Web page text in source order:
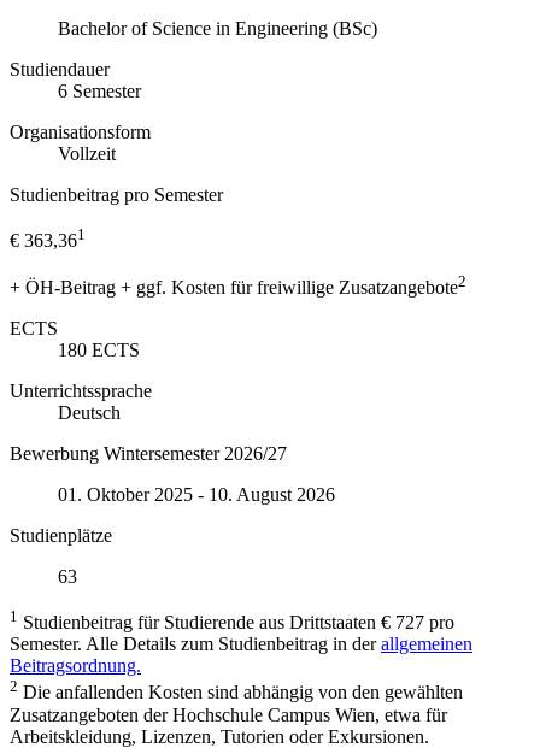
Bachelor of Science in Engineering (BSc)
Studiendauer
6 Semester
Organisationsform
Vollzeit
Studienbeitrag pro Semester
€ 363,361
+ ÖH-Beitrag + ggf. Kosten für freiwillige Zusatzangebote2
ECTS
180 ECTS
Unterrichtssprache
Deutsch
Bewerbung Wintersemester 2026/27
01. Oktober 2025 - 10. August 2026
Studienplätze
63
1 Studienbeitrag für Studierende aus Drittstaaten € 727 pro
Semester. Alle Details zum Studienbeitrag in derallgemeinen
Beitragsordnung.
2 Die anfallenden Kosten sind abhängig von den gewählten
Zusatzangeboten der Hochschule Campus Wien, etwa für
Arbeitskleidung, Lizenzen, Tutorien oder Exkursionen.